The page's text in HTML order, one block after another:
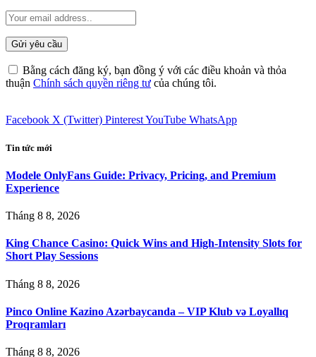
Bằng cách đăng ký, bạn đồng ý với các điều khoản và thỏa
thuận Chính sách quyền riêng tư của chúng tôi.
Facebook X (Twitter) PinterestYouTube WhatsApp
Tin tức mới
Modele OnlyFans Guide: Privacy, Pricing, and Premium
Experience
Tháng 8 8, 2026
King Chance Casino: Quick Wins and High-Intensity Slots for
Short Play Sessions
Tháng 8 8, 2026
Pinco Online Kazino Azərbaycanda – VIP Klub və Loyallıq
Proqramları
Tháng 8 8, 2026